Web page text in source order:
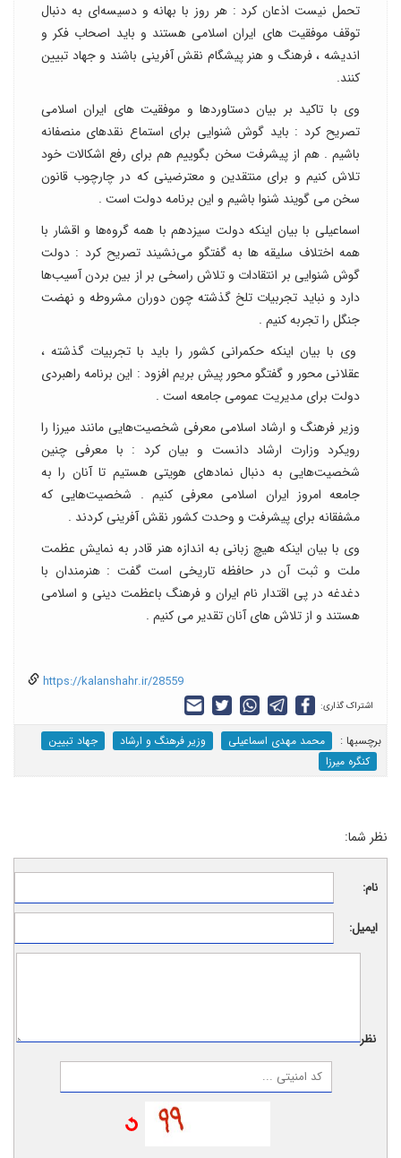
تحمل نیست اذعان کرد : هر روز با بهانه و دسیسه‌ای به دنبال
توقف موفقیت های ایران اسلامی هستند و باید اصحاب فکر و
اندیشه ، فرهنگ و هنر پیشگام نقش آفرینی باشند و جهاد تبیین
کنند.
وی با تاکید بر بیان دستاوردها و موفقیت های ایران اسلامی
تصریح کرد : باید گوش شنوایی برای استماع نقدهای منصفانه
باشیم . هم از پیشرفت سخن بگوییم هم برای رفع اشکالات خود
تلاش کنیم و برای منتقدین و معترضینی که در چارچوب قانون
سخن می گویند شنوا باشیم و این برنامه دولت است .
اسماعیلی با بیان اینکه دولت سیزدهم با همه گروه‌ها و اقشار با
همه اختلاف سلیقه ها به گفتگو می‌نشیند تصریح کرد : دولت
گوش شنوایی بر انتقادات و تلاش راسخی بر از بین بردن آسیب‌ها
دارد و نباید تجربیات تلخ گذشته چون دوران مشروطه و نهضت
جنگل را تجربه کنیم .
وی با بیان اینکه حکمرانی کشور را باید با تجربیات گذشته ،
عقلانی محور و گفتگو محور پیش بریم افزود : این برنامه راهبردی
دولت برای مدیریت عمومی جامعه است .
وزیر فرهنگ و ارشاد اسلامی معرفی شخصیت‌هایی مانند میرزا را
رویکرد وزارت ارشاد دانست و بیان کرد : با معرفی چنین
شخصیت‌هایی به دنبال نمادهای هویتی هستیم تا آنان را به
جامعه امروز ایران اسلامی معرفی کنیم . شخصیت‌هایی که
مشفقانه برای پیشرفت و وحدت کشور نقش آفرینی کردند .
وی با بیان اینکه هیچ زبانی به اندازه هنر قادر به نمایش عظمت
ملت و ثبت آن در حافظه تاریخی است گفت : هنرمندان با
دغدغه در پی اقتدار نام ایران و فرهنگ باعظمت دینی و اسلامی
هستند و از تلاش های آنان تقدیر می کنیم .
https://kalanshahr.ir/28559
اشتراک گذاری:
برچسب‎ها : محمد مهدی اسماعیلی وزیر فرهنگ و ارشاد
جهاد تبیین
کنگره میرزا
نظر شما:
نام:
ایمیل:
نظر: